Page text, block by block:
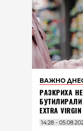
ВАЖНО
РАЗКРИХА
EXTRA
14:28 -